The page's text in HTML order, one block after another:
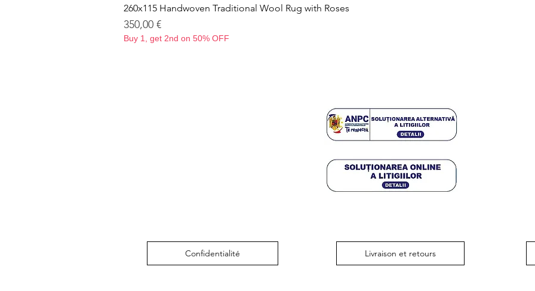
260x115 Handwoven Traditional Wool Rug with Roses
Prix
350,00 €
Buy 1, get 2nd on 50% OFF
Confidentialité Livraison et retours